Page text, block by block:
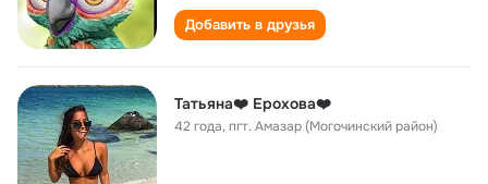
Добавить в друзья
Татьяна❤️ Ерохова❤️
42 года,пгт. Амазар (Могочинский район)